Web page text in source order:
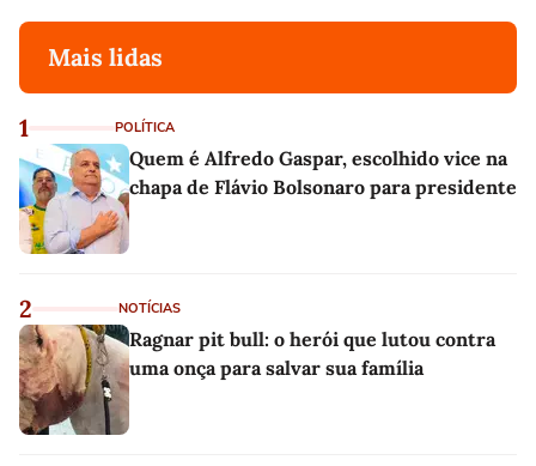
Mais lidas
1 POLÍTICA
Quem é Alfredo Gaspar, escolhido vice na
chapa de Flávio Bolsonaro para presidente
2 NOTÍCIAS
Ragnar pit bull: o herói que lutou contra
uma onça para salvar sua família